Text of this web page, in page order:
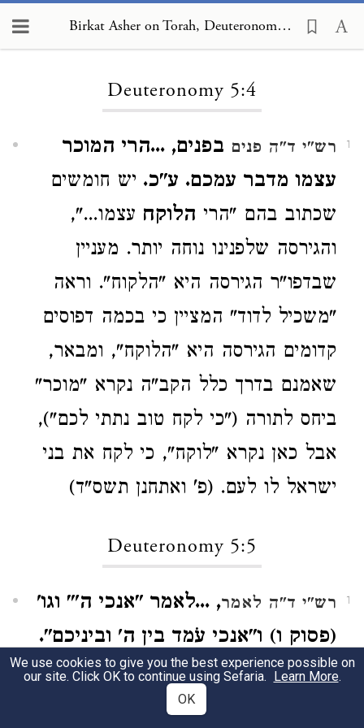
Birkat Asher on Torah, Deuteronomy 5:4
Deuteronomy 5:4
1 רש"י ד"ה פנים בפנים, ...הרי המוכר
עצמו מדבר עמכם. ע"כ. יש חומשים
שכתוב בהם "הרי הלוקח עצמו...",
והגירסה שלפנינו נוחה יותר. מעניין
שבדפו"ר הגירסה היא "הלקוח". וראה
"משכיל לדוד" המציין כי בכמה דפוסים
קדומים הגירסה היא "הלוקח", ומבאר,
שאמנם בדרך כלל הקב"ה נקרא "מוכר"
ביחס לתורה ("כי לקח טוב נתתי לכם"),
אבל כאן נקרא "לוקח", כי לקח את בני
ישראל לו לעם. (פ' ואתחנן תשס"ד)
Deuteronomy 5:5
1 רש"י ד"ה לאמר, ...לאמר "אנכי ה'" וגו'
(פסוק ו) ו"אנכי עֹמד בין ה' וביניכם".
ע"כ.לפי רש"י תיבת "לאמר" האמורה
כאן, אינה קשורה לפסוק זה אלא
We use cookies to give you the best experience possible on
our site. Click OK to continue using Sefaria. Learn More.
OK